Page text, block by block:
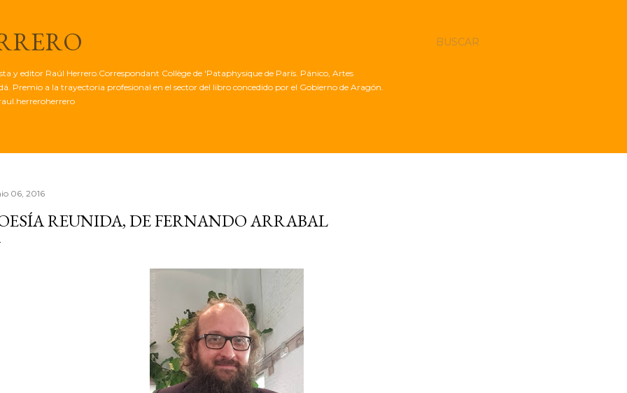
BUSCAR
y editor Raúl Herrero.Correspondant Collège de 'Pataphysique de París. Pánico, Artes
Premio a la trayectoria profesional en el sector del libro concedido por el Gobierno de Aragón.
06, 2016
REUNIDA, DE FERNANDO ARRABAL